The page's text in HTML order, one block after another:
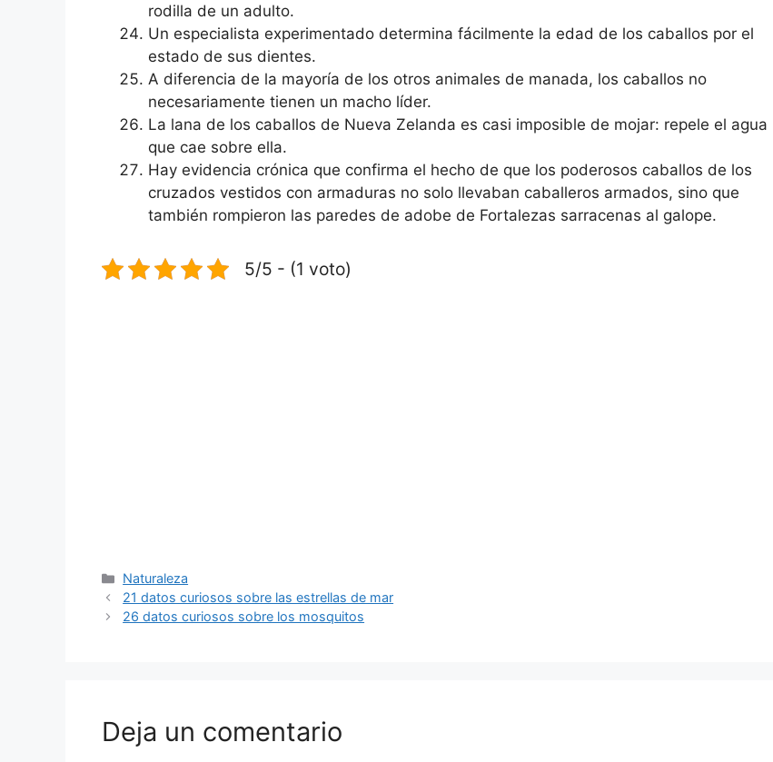
rodilla de un adulto.
Un especialista experimentado determina fácilmente la edad de los caballos por el
estado de sus dientes.
A diferencia de la mayoría de los otros animales de manada, los caballos no
necesariamente tienen un macho líder.
La lana de los caballos de Nueva Zelanda es casi imposible de mojar: repele el agua
que cae sobre ella.
Hay evidencia crónica que confirma el hecho de que los poderosos caballos de los
cruzados vestidos con armaduras no solo llevaban caballeros armados, sino que
también rompieron las paredes de adobe de Fortalezas sarracenas al galope.
5/5 - (1 voto)
Categorías
Naturaleza
21 datos curiosos sobre las estrellas de mar
26 datos curiosos sobre los mosquitos
Deja un comentario